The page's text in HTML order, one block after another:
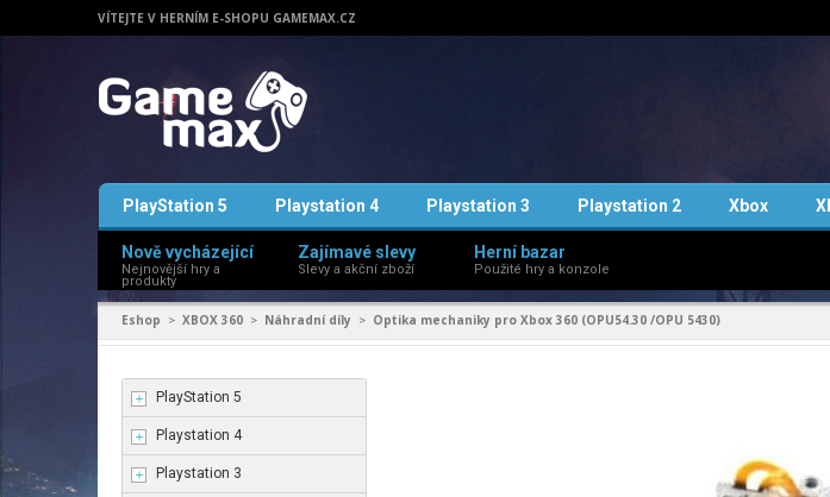
VÍTEJTE V HERNÍM E-SHOPU GAMEMAX.CZ
PlayStation 5 Playstation 4 Playstation 3 Playstation 2 Xbox
Nově vycházející
Nejnovější hry a
produkty
Zajímavé slevy
Slevy a akční zboží
Herní bazar
Použité hry a konzole
Eshop > XBOX 360 > Náhradní díly > Optika mechaniky pro Xbox 360 (OPU54.30 /OPU 5430)
PlayStation 5
Playstation 4
Playstation 3